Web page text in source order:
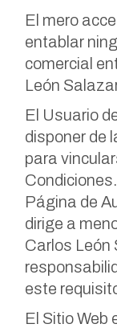
El mero
entablar
comercial
León
El Usuario
disponer de
para
Página de
dirige a
Carlos León
este
El Sitio Web